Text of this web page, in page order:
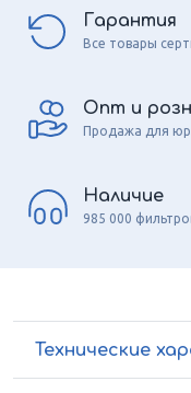
Гарантия
Все товары
Опт и
Продажа для
Наличие
985 000
Технические